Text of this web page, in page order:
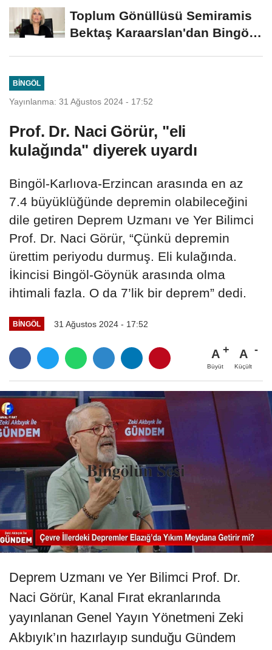
Toplum Gönüllüsü Semiramis
Bektaş Karaarslan'dan Bingöl
BINGÖL
Yayınlanma: 31 Ağustos 2024 - 17:52
Prof. Dr. Naci Görür, "eli
kulağında" diyerek uyardı
Bingöl-Karlıova-Erzincan arasında en az
7.4 büyüklüğünde depremin olabileceğini
dile getiren Deprem Uzmanı ve Yer Bilimci
Prof. Dr. Naci Görür, “Çünkü depremin
ürettim periyodu durmuş. Eli kulağında.
İkincisi Bingöl-Göynük arasında olma
ihtimali fazla. O da 7’lik bir deprem” dedi.
BINGÖL 31 Ağustos 2024 - 17:52
A
Büyüt
A
Küçült
Deprem Uzmanı ve Yer Bilimci Prof. Dr.
Naci Görür, Kanal Fırat ekranlarında
yayınlanan Genel Yayın Yönetmeni Zeki
Akbıyık’ın hazırlayıp sunduğu Gündem